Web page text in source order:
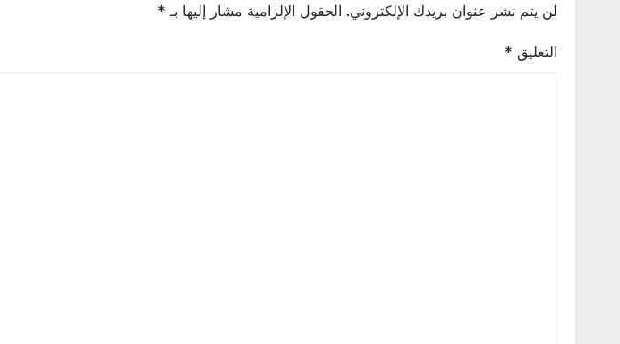
لن يتم نشر عنوان بريدك الإلكتروني. الحقول الإلزامية مشار إليها بـ *
التعليق *